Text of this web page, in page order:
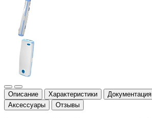
Описание Характеристики Документация
Аксессуары
Отзывы